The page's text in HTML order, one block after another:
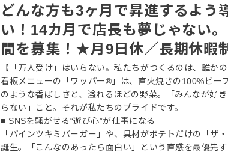
どんな方も3ヶ月で昇進するよう
い！14カ月で店長も夢じゃない
間を募集！★月9日休／長期休暇
【「万人受け」はいらない。私たちがつくるのは、誰か
看板メニューの「ワッパー®」は、直火焼きの100%ビー
のような香ばしさと、溢れるほどの野菜。「みんなが好
らない」こと。それが私たちのプライドです。
■ SNSを騒がせる“遊び心”が仕事になる
「パインツキミバーガー」や、具材がポテトだけの「ザ
誕生。「こんなのあったら面白い」という直感を最優先